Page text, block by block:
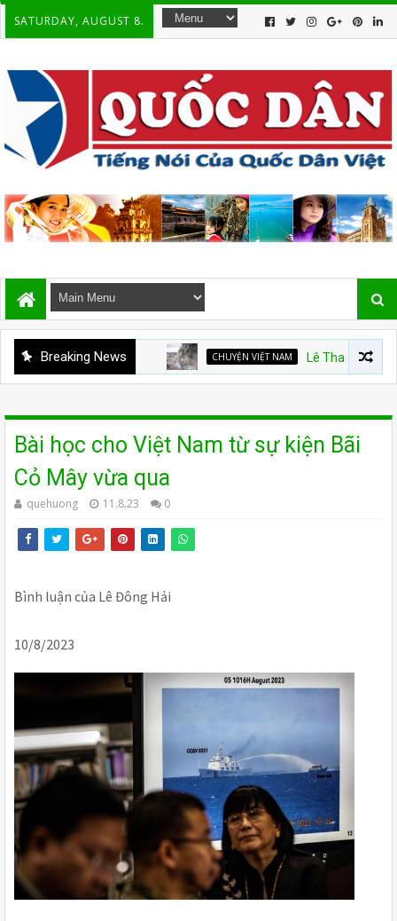
SATURDAY, AUGUST 8.
Breaking News CHUYỆN VIỆT NAM Lê Thanh Hải và trách
Bài học cho Việt Nam từ sự kiện Bãi
Cỏ Mây vừa qua
quehuong 11.8.23 0
Bình luận của Lê Đông Hải
10/8/2023